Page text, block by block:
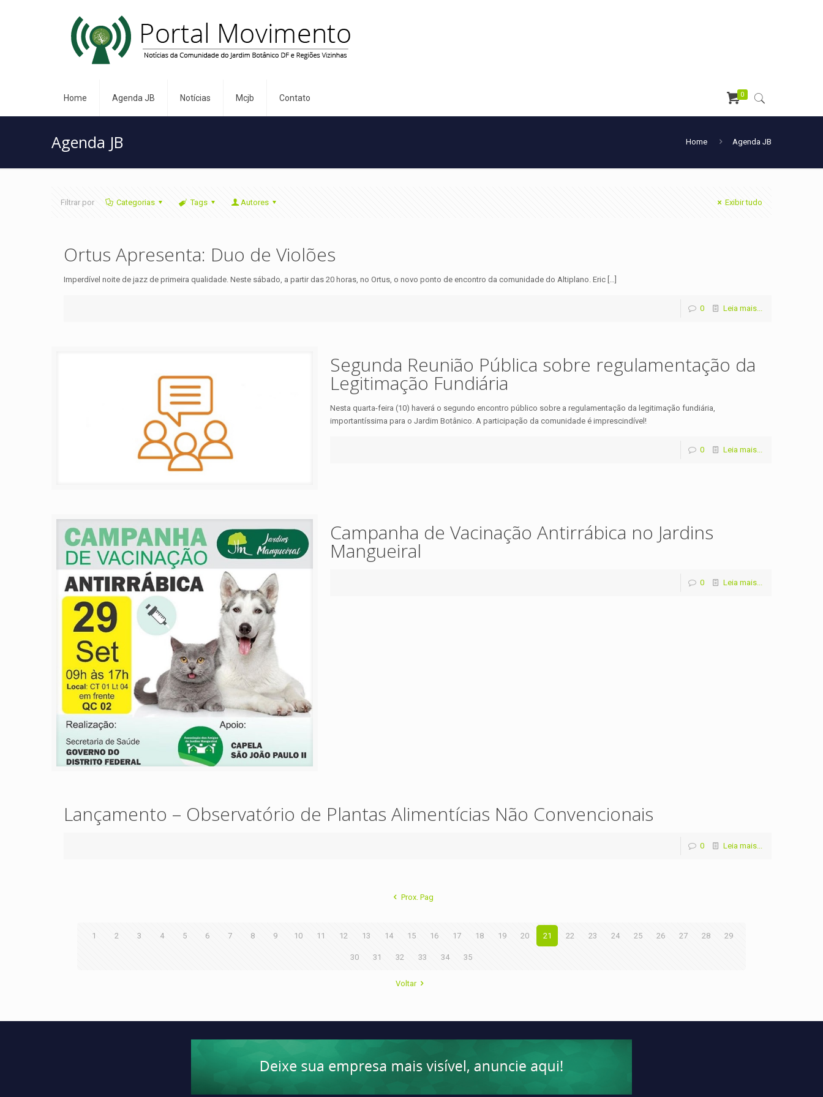
Home Agenda JB Notícias Mcjb Contato 0
Agenda JB Home Agenda JB
Filtrar por Categorias Tags Autores Exibir tudo
Ortus Apresenta: Duo de Violões
Imperdível noite de jazz de primeira qualidade. Neste sábado, a partir das 20 horas, no Ortus, o novo ponto de encontro da comunidade do Altiplano. Eric […]
0 Leia mais...
Segunda Reunião Pública sobre regulamentação da
Legitimação Fundiária
Nesta quarta-feira (10) haverá o segundo encontro público sobre a regulamentação da legitimação fundiária,
importantíssima para o Jardim Botânico. A participação da comunidade é imprescindível!
0 Leia mais...
Campanha de Vacinação Antirrábica no Jardins
Mangueiral
0 Leia mais...
Lançamento – Observatório de Plantas Alimentícias Não Convencionais
0 Leia mais...
Prox. Pag
1 2 3 4 5 6 7 8 9 10 11 12 13 14 15 16 17 18 19 20 21 22 23 24 25 26 27 28 29
30 31 32 33 34 35
Voltar